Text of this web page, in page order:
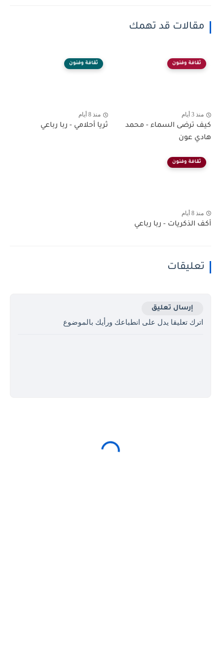
مقالات قد تهمك
ثقافة وفنون
منذ 3 أيام
كيف ترضى السماء - محمد
هادي عون
ثقافة وفنون
منذ 8 أيام
ثريا أحلامي - ربا رباعي
ثقافة وفنون
منذ 8 أيام
أكف الذكريات - ربا رباعي
تعليقات
إرسال تعليق
اترك تعليقا يدل على انطباعك ورأيك بالموضوع